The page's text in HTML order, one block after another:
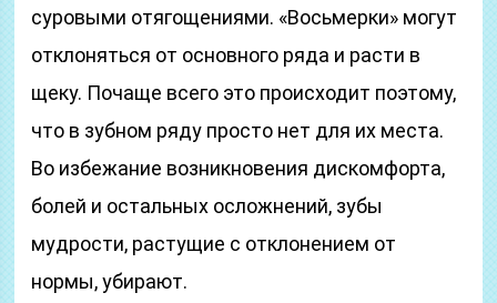
суровыми отягощениями. «Восьмерки» могут
отклоняться от основного ряда и расти в
щеку. Почаще всего это происходит поэтому,
что в зубном ряду просто нет для их места.
Во избежание возникновения дискомфорта,
болей и остальных осложнений, зубы
мудрости, растущие с отклонением от
нормы, убирают.